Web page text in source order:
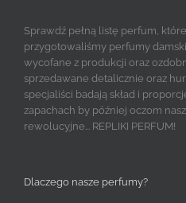
Sprawdź pełną listę perfum,
przygotowaliśmy perfumy
wycofane z produkcji oraz
sprzedawane detalicznie oraz
specjaliści badają skład i
zapachach by później oczom
rewolucyjne... REPLIKI PERFUM!
Dlaczego nasze perfumy?